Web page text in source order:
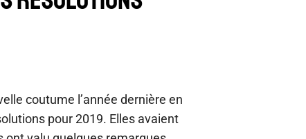
coutume l’année dernière en
pour 2019. Elles avaient